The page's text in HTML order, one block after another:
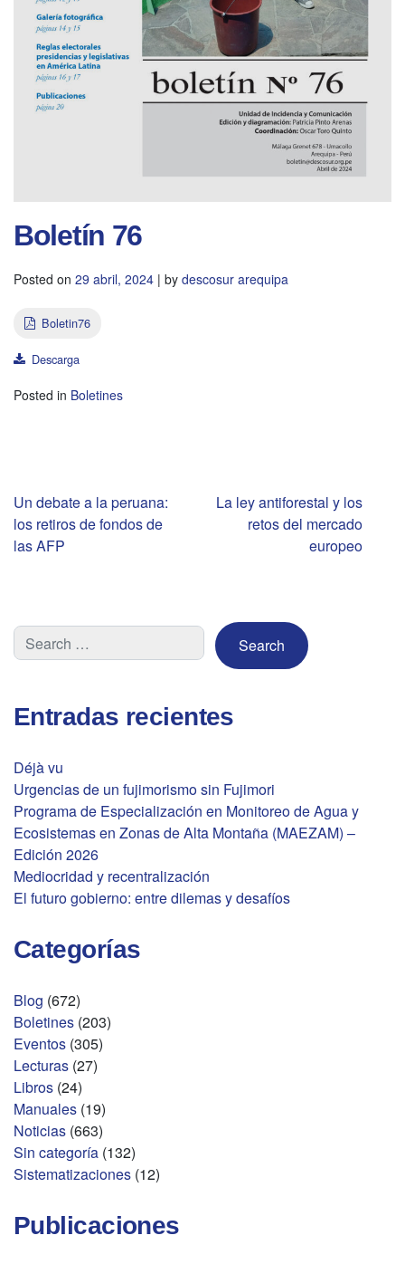
Boletín 76
Posted on 29 abril, 2024 | by descosur arequipa
Boletin76
Descarga
Posted in Boletines
Navegación
de
Un debate a la peruana:
los retiros de fondos de
las AFP
La ley antiforestal y los
retos del mercado
europeo
Entradas recientes
Déjà vu
Urgencias de un fujimorismo sin Fujimori
Programa de Especialización en Monitoreo de Agua y
Ecosistemas en Zonas de Alta Montaña (MAEZAM) –
Edición 2026
Mediocridad y recentralización
El futuro gobierno: entre dilemas y desafíos
Categorías
Blog (672)
Boletines (203)
Eventos (305)
Lecturas (27)
Libros (24)
Manuales (19)
Noticias (663)
Sin categoría (132)
Sistematizaciones (12)
Publicaciones